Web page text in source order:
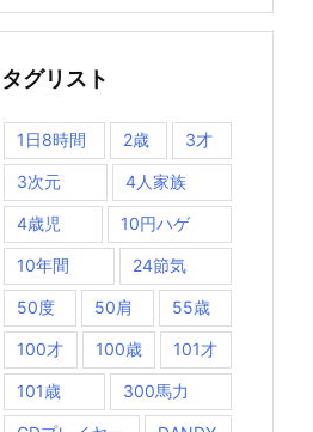
タグリスト
1日8時間 2歳 3才
3次元 4人家族
4歳児 10円ハゲ
10年間 24節気
50度 50肩 55歳
100才 100歳 101才
101歳 300馬力